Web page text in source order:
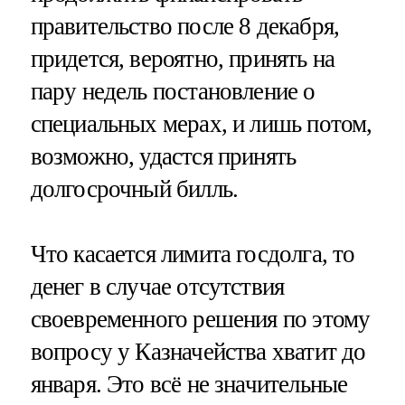
правительство после 8 декабря,
придется, вероятно, принять на
пару недель постановление о
специальных мерах, и лишь потом,
возможно, удастся принять
долгосрочный билль.
Что касается лимита госдолга, то
денег в случае отсутствия
своевременного решения по этому
вопросу у Казначейства хватит до
января. Это всё не значительные